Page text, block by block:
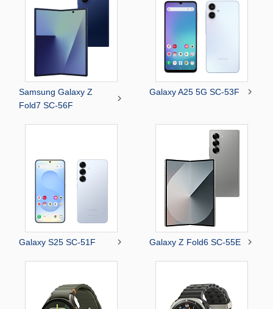
Samsung Galaxy Z
Fold7 SC-56F

Galaxy A25 5G SC-53F 
Galaxy S25 SC-51F  Galaxy Z Fold6 SC-55E 